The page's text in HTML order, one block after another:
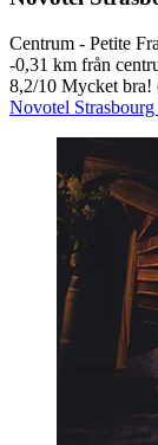
Centrum - Petite
‐0,31 km från
8,2/10 Mycket bra!
Novotel